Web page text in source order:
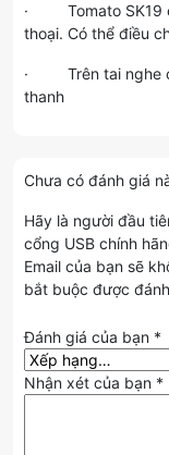
· Tomato SK19
thoại. Có thể điều
· Trên tai nghe
thanh
Chưa có đánh giá
Hãy là người đầu
cổng USB chính
Email của bạn sẽ
bắt buộc được
Đánh giá của bạn *
Nhận xét của bạn *